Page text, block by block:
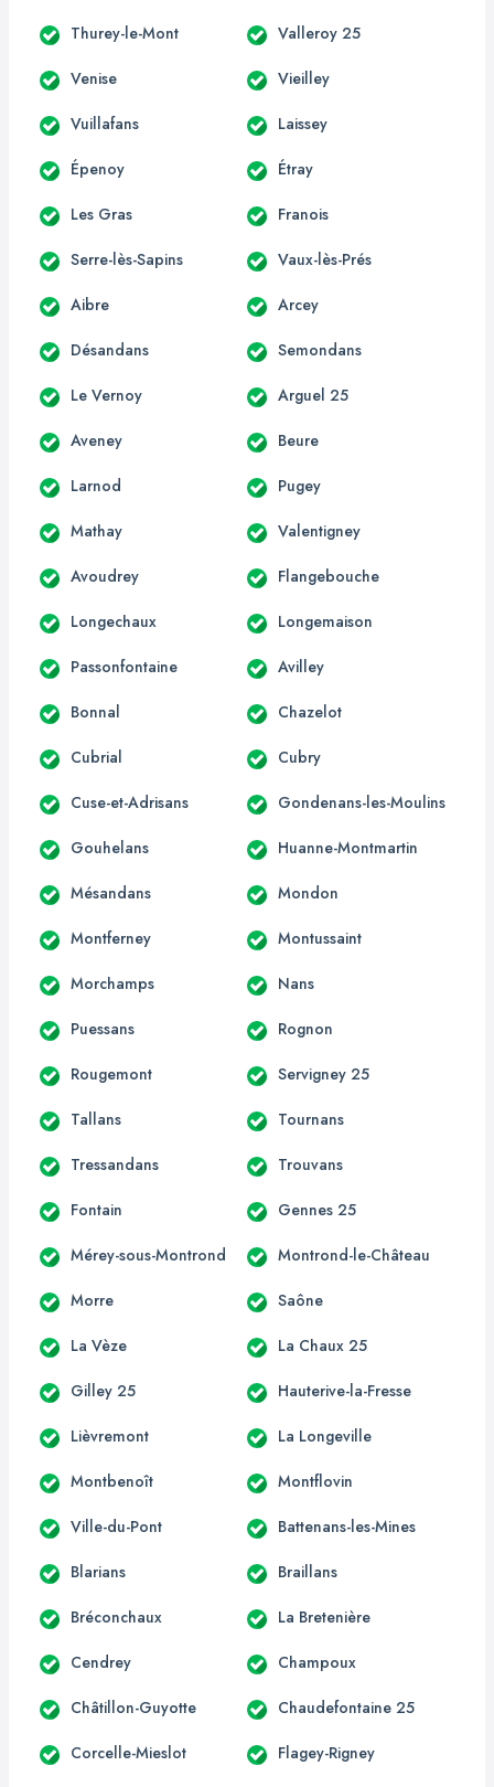
Thurey-le-Mont Valleroy 25
Venise Vieilley
Vuillafans Laissey
Épenoy Étray
Les Gras Franois
Serre-lès-Sapins Vaux-lès-Prés
Aibre Arcey
Désandans Semondans
Le Vernoy Arguel 25
Aveney Beure
Larnod Pugey
Mathay Valentigney
Avoudrey Flangebouche
Longechaux Longemaison
Passonfontaine Avilley
Bonnal Chazelot
Cubrial Cubry
Cuse-et-Adrisans Gondenans-les-Moulins
Gouhelans Huanne-Montmartin
Mésandans Mondon
Montferney Montussaint
Morchamps Nans
Puessans Rognon
Rougemont Servigney 25
Tallans Tournans
Tressandans Trouvans
Fontain Gennes 25
Mérey-sous-Montrond Montrond-le-Château
Morre Saône
La Vèze La Chaux 25
Gilley 25 Hauterive-la-Fresse
Lièvremont La Longeville
Montbenoît Montflovin
Ville-du-Pont Battenans-les-Mines
Blarians Braillans
Bréconchaux La Bretenière
Cendrey Champoux
Châtillon-Guyotte Chaudefontaine 25
Corcelle-Mieslot Flagey-Rigney